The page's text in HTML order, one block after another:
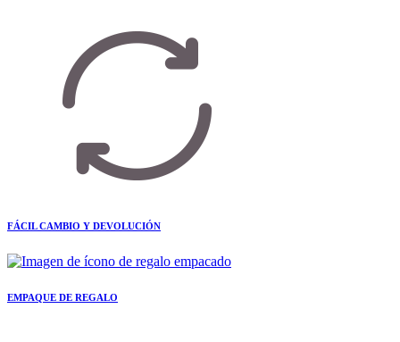
FÁCIL CAMBIO Y DEVOLUCIÓN
EMPAQUE DE REGALO